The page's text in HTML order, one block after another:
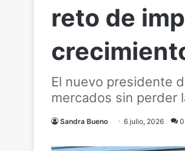
reto de
El nuevo presidente
mercados sin perder
Sandra Bueno 6 julio, 2026 0